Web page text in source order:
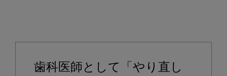
歯科医師として「やり直し